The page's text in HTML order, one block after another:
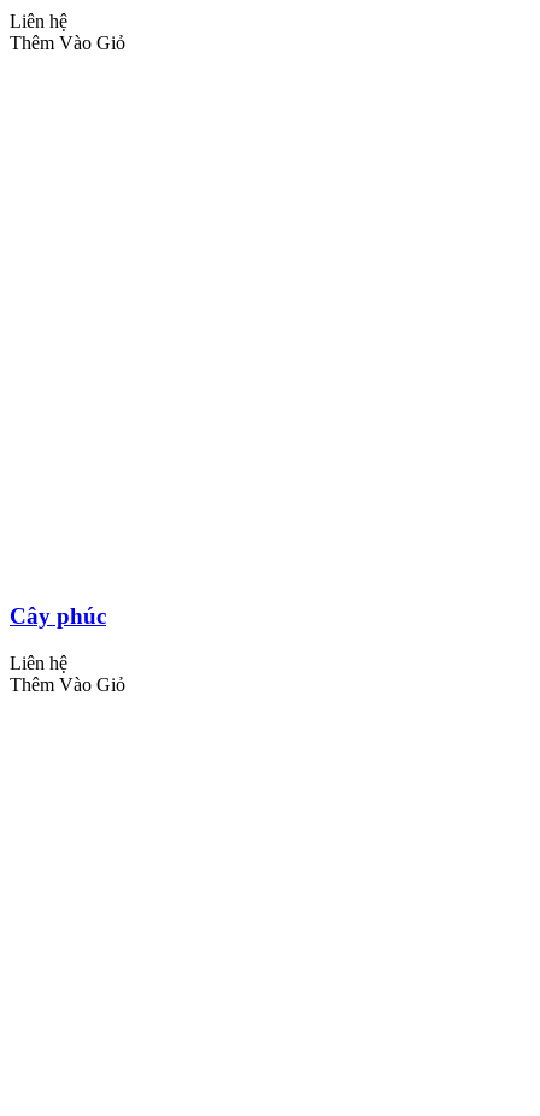
Liên hệ
Thêm Vào Giỏ
Cây phúc
Liên hệ
Thêm Vào Giỏ